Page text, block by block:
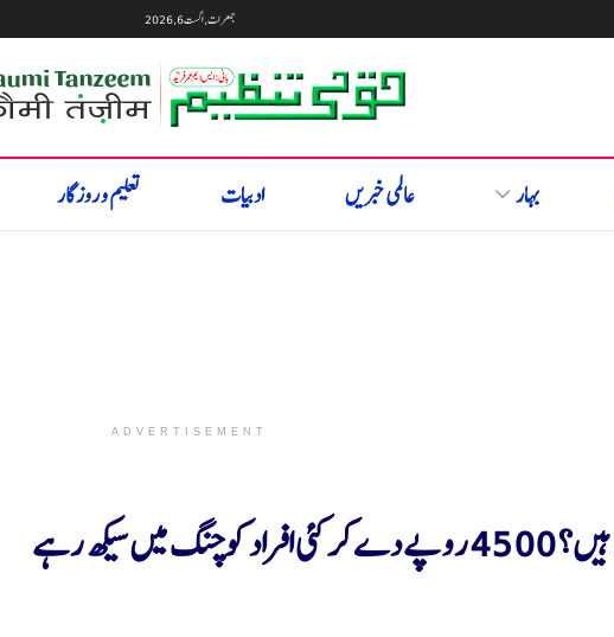
جمعرات, اگست 6, 2026
بہار عالمی خبریں ادبیات تعلیم و روزگار
ADVERTISEMENT
کیا جاپانی مسکرانا بھول گئے ہیں؟ 4500 روپے دے کر کئی افراد کوچنگ میں سیکھ رہے